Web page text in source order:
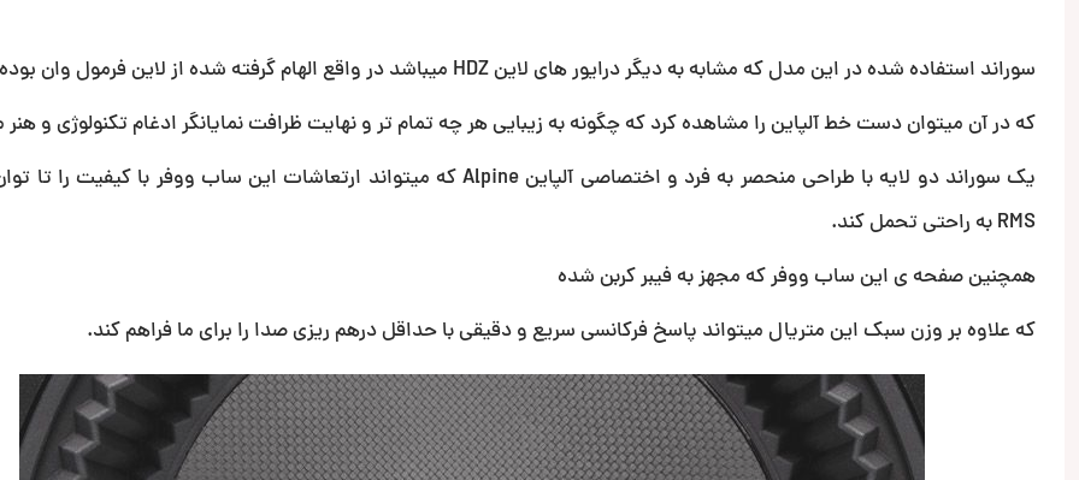
سوراند استفاده شده در این مدل که مشابه به دیگر درایور های لاین HDZ میباشد در واقع الهام گرفته شده از لاین فرمول وان بوده.
که در آن میتوان دست خط آلپاین را مشاهده کرد که چگونه به زیبایی هر چه تمام تر و نهایت ظرافت نمایانگر ادغام تکنولوژی و هنر
RMS به راحتی تحمل کند.
همچنین صفحه ی این ساب ووفر که مجهز به فیبر کربن شده
که علاوه بر وزن سبک این متریال میتواند پاسخ فرکانسی سریع و دقیقی با حداقل درهم ریزی صدا را برای ما فراهم کند.